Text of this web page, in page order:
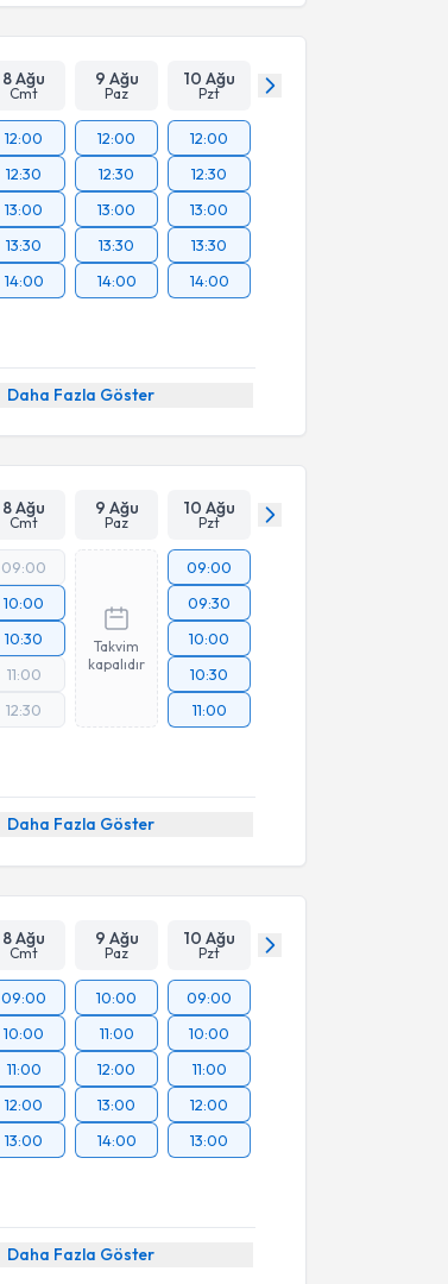
8 Ağu
Cmt
9 Ağu
Paz
10 Ağu
Pzt
12:00
12:30
13:00
13:30
14:00
12:00
12:30
13:00
13:30
14:00
12:00
12:30
13:00
13:30
14:00
Daha Fazla Göster
8 Ağu
Cmt
9 Ağu
Paz
10 Ağu
Pzt
09:00
10:00
10:30
11:00
12:30
Takvim
kapalıdır
09:00
09:30
10:00
10:30
11:00
Daha Fazla Göster
8 Ağu
Cmt
9 Ağu
Paz
10 Ağu
Pzt
09:00
10:00
11:00
12:00
13:00
10:00
11:00
12:00
13:00
14:00
09:00
10:00
11:00
12:00
13:00
Daha Fazla Göster